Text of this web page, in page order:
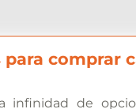
comprar
infinidad de